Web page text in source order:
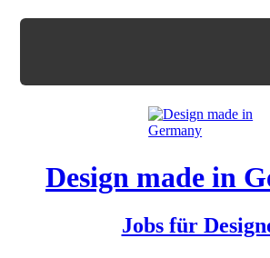
Design made in
Jobs für